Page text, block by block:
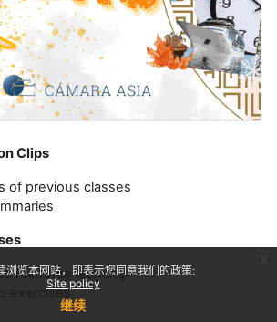
Clips
of previous classes
to reinforce learning
exercises
浏览本网站，即表示您同意我们的政策:
Site policy
继续